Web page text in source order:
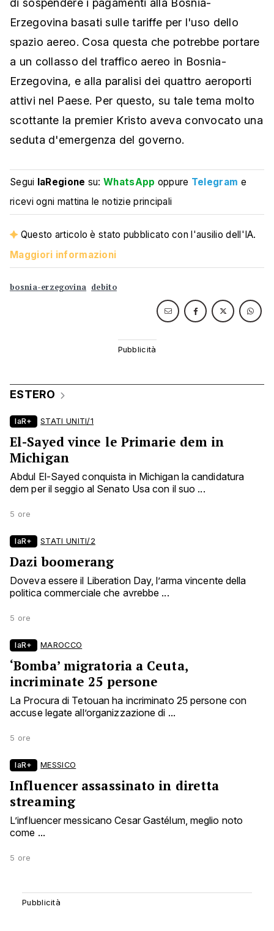
di sospendere i pagamenti alla Bosnia-
Erzegovina basati sulle tariffe per l'uso dello
spazio aereo. Cosa questa che potrebbe portare
a un collasso del traffico aereo in Bosnia-
Erzegovina, e alla paralisi dei quattro aeroporti
attivi nel Paese. Per questo, su tale tema molto
scottante la premier Kristo aveva convocato una
seduta d'emergenza del governo.
Segui laRegione su:WhatsApp oppure Telegram e
ricevi ogni mattina le notizie principali
Questo articolo è stato pubblicato con l'ausilio dell'IA.
Maggiori informazioni
bosnia-erzegovina debito
ESTERO
laR+ STATI UNITI/1
El-Sayed vince le Primarie dem in
Michigan
Abdul El-Sayed conquista in Michigan la candidatura
dem per il seggio al Senato Usa con il suo ...
5 ore
laR+ STATI UNITI/2
Dazi boomerang
Doveva essere il Liberation Day, l’arma vincente della
politica commerciale che avrebbe ...
5 ore
laR+ MAROCCO
‘Bomba’ migratoria a Ceuta,
incriminate 25 persone
La Procura di Tetouan ha incriminato 25 persone con
accuse legate all’organizzazione di ...
5 ore
laR+ MESSICO
Influencer assassinato in diretta
streaming
L’influencer messicano Cesar Gastélum, meglio noto
come ...
5 ore